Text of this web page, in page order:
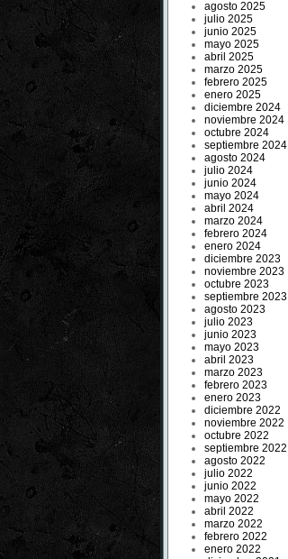
agosto 2025
julio 2025
junio 2025
mayo 2025
abril 2025
marzo 2025
febrero 2025
enero 2025
diciembre 2024
noviembre 2024
octubre 2024
septiembre 2024
agosto 2024
julio 2024
junio 2024
mayo 2024
abril 2024
marzo 2024
febrero 2024
enero 2024
diciembre 2023
noviembre 2023
octubre 2023
septiembre 2023
agosto 2023
julio 2023
junio 2023
mayo 2023
abril 2023
marzo 2023
febrero 2023
enero 2023
diciembre 2022
noviembre 2022
octubre 2022
septiembre 2022
agosto 2022
julio 2022
junio 2022
mayo 2022
abril 2022
marzo 2022
febrero 2022
enero 2022